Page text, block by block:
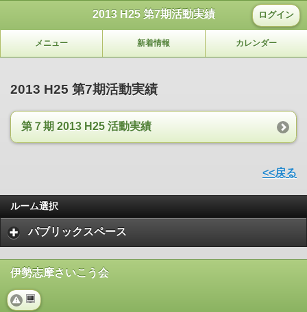
2013 H25 第7期活動実績 ログイン
メニュー 新着情報 カレンダー
2013 H25 第7期活動実績
第７期 2013 H25 活動実績
<<戻る
ルーム選択
パブリックスペース
伊勢志摩さいこう会